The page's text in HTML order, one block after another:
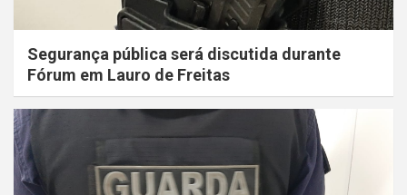
Segurança pública será discutida durante
Fórum em Lauro de Freitas